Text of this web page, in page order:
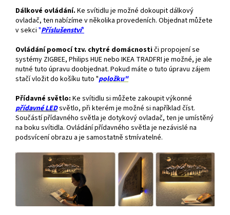
Dálkové ovládání. Ke svítidlu je možné dokoupit dálkový
ovladač, ten nabízíme v několika provedeních. Objednat můžete
v sekci "Příslušenství"
Ovládání pomocí tzv. chytré domácnostiči propojení se
systémy ZIGBEE, Philips HUE nebo IKEA TRADFRI je možné, je ale
nutné tuto úpravu doobjednat. Pokud máte o tuto úpravu zájem
stačí vložit do košíku tuto "položku"
Přídavné světlo: Ke svítidlu si můžete zakoupit výkonné
přídavnéLEDsvětlo, při kterém je možné si například číst.
Součástí přídavného světla je dotykový ovladač, ten je umístěný
na boku svítidla. Ovládání přídavného světla je nezávislé na
podsvícení obrazu a je samostatně stmívatelné.